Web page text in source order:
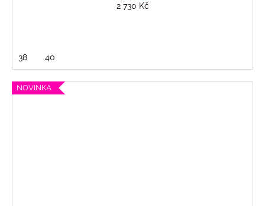
2 730 Kč
38 40
NOVINKA